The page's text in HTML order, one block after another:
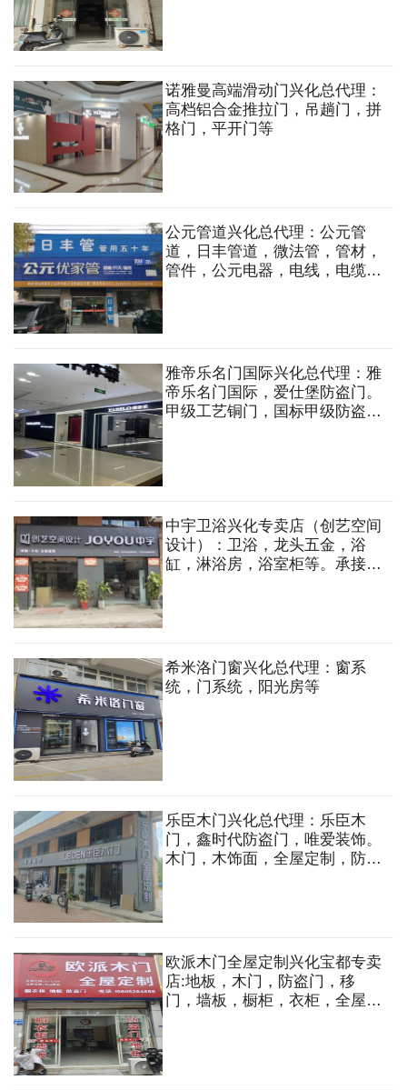
诺雅曼高端滑动门兴化总代理：
高档铝合金推拉门，吊趟门，拼
格门，平开门等
公元管道兴化总代理：公元管
道，日丰管道，微法管，管材，
管件，公元电器，电线，电缆，
雅帝乐名门国际兴化总代理：雅
帝乐名门国际，爱仕堡防盗门。
甲级工艺铜门，国标甲级防盗
中宇卫浴兴化专卖店（创艺空间
设计）：卫浴，龙头五金，浴
缸，淋浴房，浴室柜等。承接家
希米洛门窗兴化总代理：窗系
统，门系统，阳光房等
乐臣木门兴化总代理：乐臣木
门，鑫时代防盗门，唯爱装饰。
木门，木饰面，全屋定制，防盗
欧派木门全屋定制兴化宝都专卖
店:地板，木门，防盗门，移
门，墙板，橱柜，衣柜，全屋定